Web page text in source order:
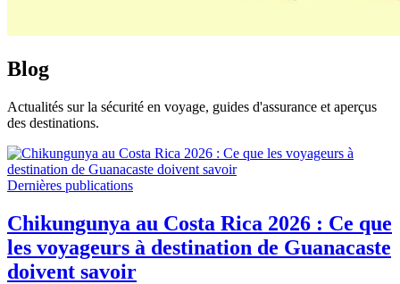
Blog
Actualités sur la sécurité en voyage, guides d'assurance et aperçus
des destinations.
Dernières publications
Chikungunya au Costa Rica 2026 : Ce que
les voyageurs à destination de Guanacaste
doivent savoir